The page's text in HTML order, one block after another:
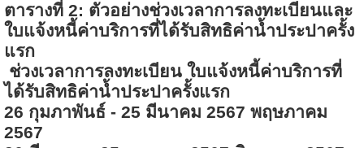
ตารางที่ 2: ตัวอย่างช่วงเวลาการลงทะเบียนและ
ใบแจ้งหนี้ค่าบริการที่ได้รับสิทธิค่าน้ำประปาครั้ง
แรก
ช่วงเวลาการลงทะเบียน ใบแจ้งหนี้ค่าบริการที่
ได้รับสิทธิค่าน้ำประปาครั้งแรก
26 กุมภาพันธ์ - 25 มีนาคม 2567 พฤษภาคม
2567